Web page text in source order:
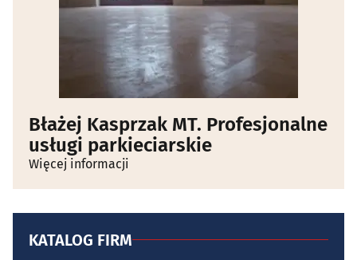
Błażej Kasprzak MT. Profesjonalne
usługi parkieciarskie
Więcej informacji
KATALOG FIRM